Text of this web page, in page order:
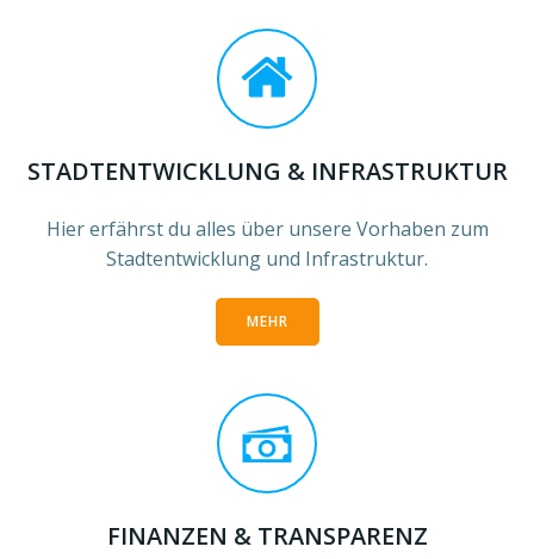
STADTENTWICKLUNG & INFRASTRUKTUR
Hier erfährst du alles über unsere Vorhaben zum
Stadtentwicklung und Infrastruktur.
MEHR
FINANZEN & TRANSPARENZ